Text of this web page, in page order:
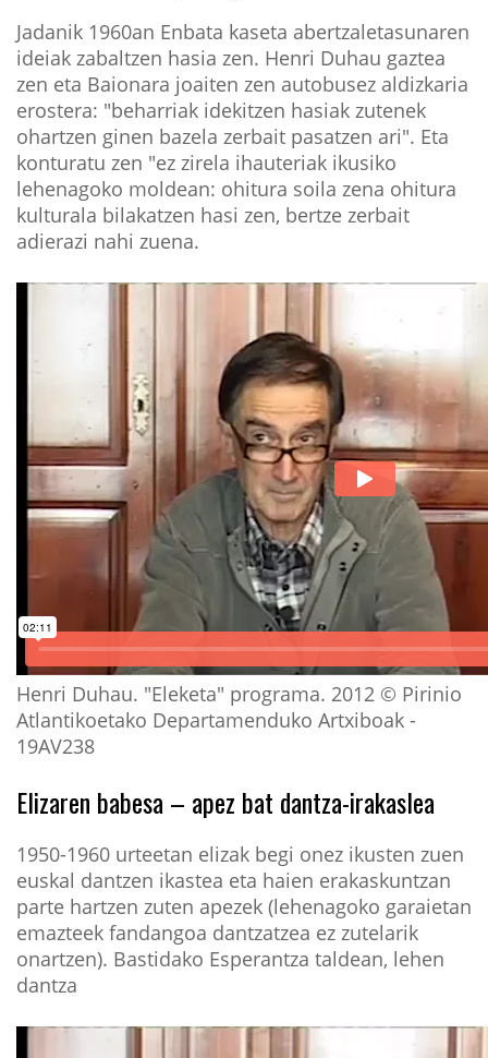
Jadanik 1960an Enbata kaseta abertzaletasunaren
ideiak zabaltzen hasia zen. Henri Duhau gaztea
zen eta Baionara joaiten zen autobusez aldizkaria
erostera: "beharriak idekitzen hasiak zutenek
ohartzen ginen bazela zerbait pasatzen ari". Eta
konturatu zen "ez zirela ihauteriak ikusiko
lehenagoko moldean: ohitura soila zena ohitura
kulturala bilakatzen hasi zen, bertze zerbait
adierazi nahi zuena.
Henri Duhau. "Eleketa" programa. 2012 © Pirinio
Atlantikoetako Departamenduko Artxiboak -
19AV238
Elizaren babesa – apez bat dantza-irakaslea
1950-1960 urteetan elizak begi onez ikusten zuen
euskal dantzen ikastea eta haien erakaskuntzan
parte hartzen zuten apezek (lehenagoko garaietan
emazteek fandangoa dantzatzea ez zutelarik
onartzen). Bastidako Esperantza taldean, lehen
dantza